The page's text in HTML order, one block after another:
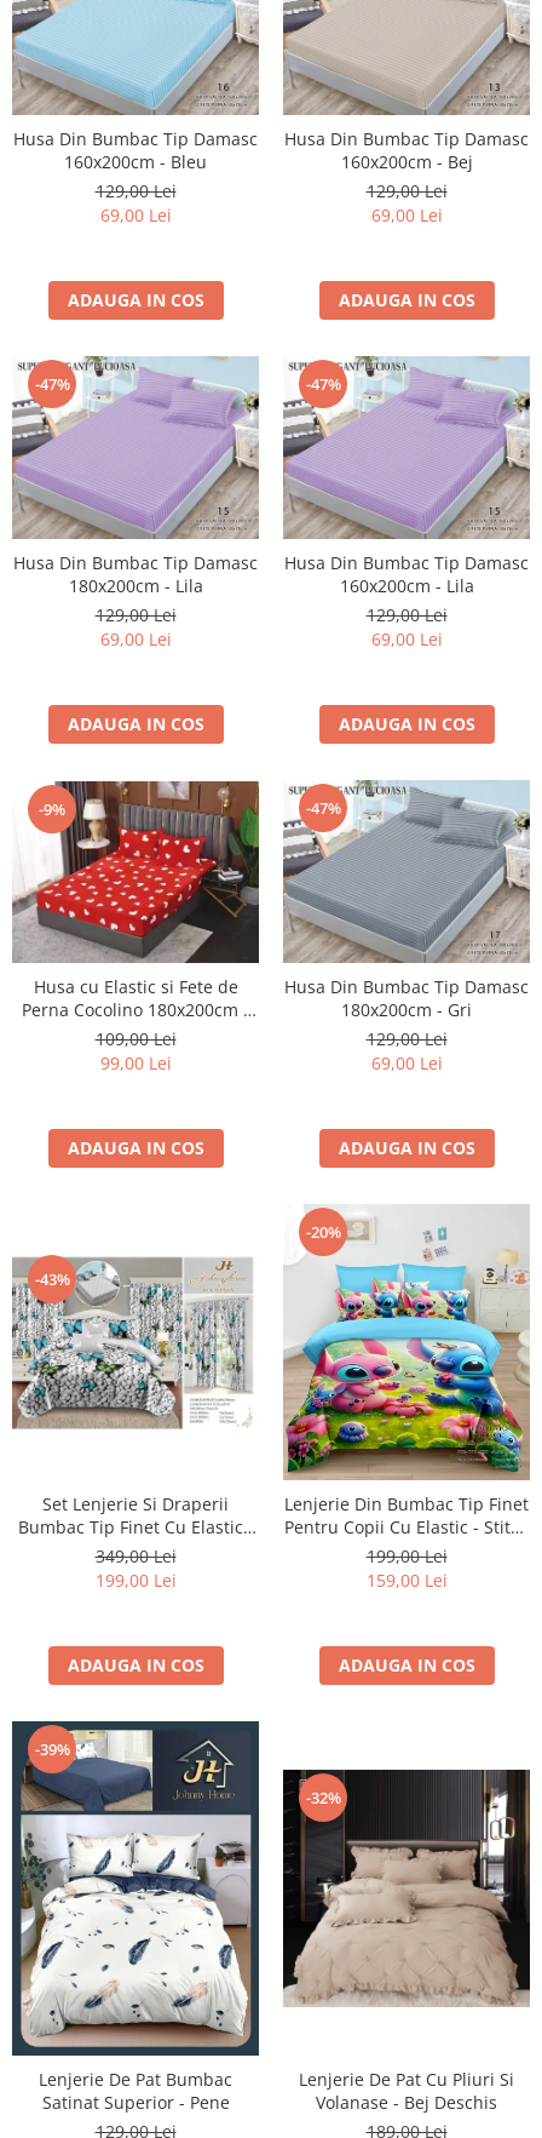
Husa Din Bumbac Tip Damasc
160x200cm - Bleu
129,00 Lei
69,00 Lei
ADAUGA IN COS
Husa Din Bumbac Tip Damasc
160x200cm - Bej
129,00 Lei
69,00 Lei
ADAUGA IN COS
-47%
Husa Din Bumbac Tip Damasc
180x200cm - Lila
129,00 Lei
69,00 Lei
ADAUGA IN COS
-47%
Husa Din Bumbac Tip Damasc
160x200cm - Lila
129,00 Lei
69,00 Lei
ADAUGA IN COS
-9%
Husa cu Elastic si Fete de
Perna Cocolino 180x200cm -
Little Hearts
109,00 Lei
99,00 Lei
ADAUGA IN COS
-47%
Husa Din Bumbac Tip Damasc
180x200cm - Gri
129,00 Lei
69,00 Lei
ADAUGA IN COS
-43%
Set Lenjerie Si Draperii
Bumbac Tip Finet Cu Elastic -
Pietre Si Fluturi
349,00 Lei
199,00 Lei
ADAUGA IN COS
-20%
Lenjerie Din Bumbac Tip Finet
Pentru Copii Cu Elastic - Stitch
Si Angel Pe Camp De Flori
199,00 Lei
159,00 Lei
ADAUGA IN COS
-39%
Lenjerie De Pat Bumbac
Satinat Superior - Pene
129,00 Lei
-32%
Lenjerie De Pat Cu Pliuri Si
Volanase - Bej Deschis
189,00 Lei